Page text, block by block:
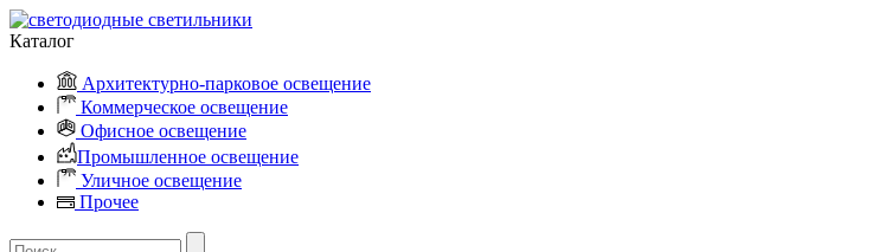
Каталог
Архитектурно-парковое освещение
Коммерческое освещение
Офисное освещение
Промышленное освещение
Уличное освещение
Прочее